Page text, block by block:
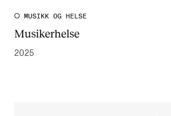
MUSIKK OG HELSE
Musikerhelse
2025